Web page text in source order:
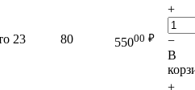
23 80 55000 ₽
+
−
В